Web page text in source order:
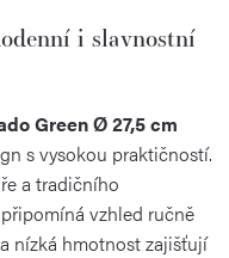
i slavnostní
Green Ø 27,5 cm
s vysokou praktičností.
a tradičního
vzhled ručně
nízká hmotnost zajišťují